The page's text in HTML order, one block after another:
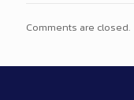
Comments are closed.